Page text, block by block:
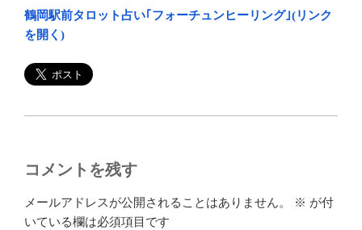
鶴岡駅前タロット占い｢フォーチュンヒーリング｣(リンク
を開く)
コメントを残す
メールアドレスが公開されることはありません。 ※ が付
いている欄は必須項目です